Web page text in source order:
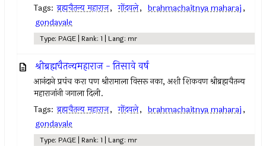
Tags: ब्रह्मचैतन्य महाराज, गोंदवले, brahmachaitnya maharaj,
gondavale
Type: PAGE | Rank: 1 | Lang: mr
श्रीब्रह्मचैतन्यमहाराज - तिसावे वर्ष
आनंदाने प्रपंच करा पण श्रीरामाला विसरू नका, अशी शिकवण श्रीब्रह्मचैतन्य
महाराजांनी जगाला दिली.
Tags: ब्रह्मचैतन्य महाराज, गोंदवले, brahmachaitnya maharaj,
gondavale
Type: PAGE | Rank: 1 | Lang: mr